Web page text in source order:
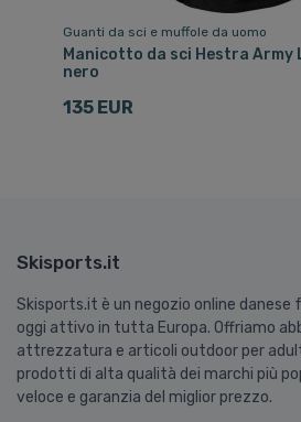
Guanti da sci e muffole da uomo
Manicotto da sci Hestra Army
nero
135 EUR
Skisports.it
Skisports.it è un negozio online
oggi attivo in tutta Europa. Offriamo
attrezzatura e articoli outdoor per
prodotti di alta qualità dei marchi più
veloce e garanzia del miglior prezzo.